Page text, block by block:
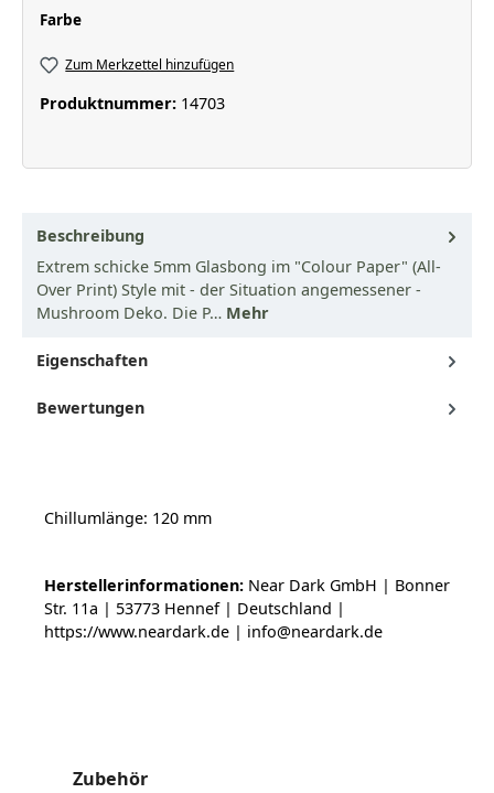
Farbeauswählen
Zum Merkzettel hinzufügen
Produktnummer: 14703
Beschreibung
Extrem schicke 5mm Glasbong im "Colour Paper" (All-
Over Print) Style mit - der Situation angemessener -
Mushroom Deko. Die P… Mehr
Eigenschaften
Bewertungen
Chillumlänge: 120 mm
Herstellerinformationen: Near Dark GmbH | Bonner
Str. 11a | 53773 Hennef | Deutschland |
https://www.neardark.de | info@neardark.de
Produktgalerie überspringen
Zubehör